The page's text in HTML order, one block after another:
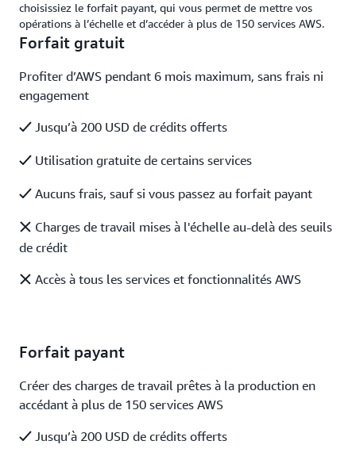
choisissiez le forfait payant, qui vous permet de mettre vos
opérations à l’échelle et d’accéder à plus de 150 services AWS.
Forfait gratuit
Profiter d’AWS pendant 6 mois maximum, sans frais ni
engagement
Jusqu’à 200 USD de crédits offerts
Utilisation gratuite de certains services
Aucuns frais, sauf si vous passez au forfait payant
Charges de travail mises à l'échelle au-delà des seuils
de crédit
Accès à tous les services et fonctionnalités AWS
Forfait payant
Créer des charges de travail prêtes à la production en
accédant à plus de 150 services AWS
Jusqu’à 200 USD de crédits offerts